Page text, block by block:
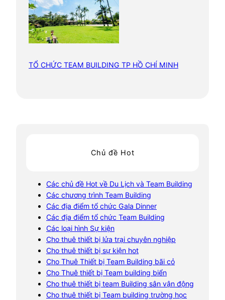
TỔ CHỨC TEAM BUILDING TP HỒ CHÍ MINH
Chủ đề Hot
Các chủ đề Hot về Du Lịch và Team Building
Các chương trình Team Building
Các địa điểm tổ chức Gala Dinner
Các địa điểm tổ chức Team Building
Các loại hình Sự kiện
Cho thuê thiết bị lửa trại chuyên nghiệp
Cho thuê thiết bị sự kiện hot
Cho Thuê Thiết bị Team Building bãi cỏ
Cho Thuê thiết bị Team building biển
Cho thuê thiết bị team Building sân vận động
Cho thuê thiết bị Team building trường học